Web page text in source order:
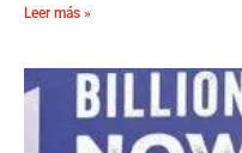
Leer más »